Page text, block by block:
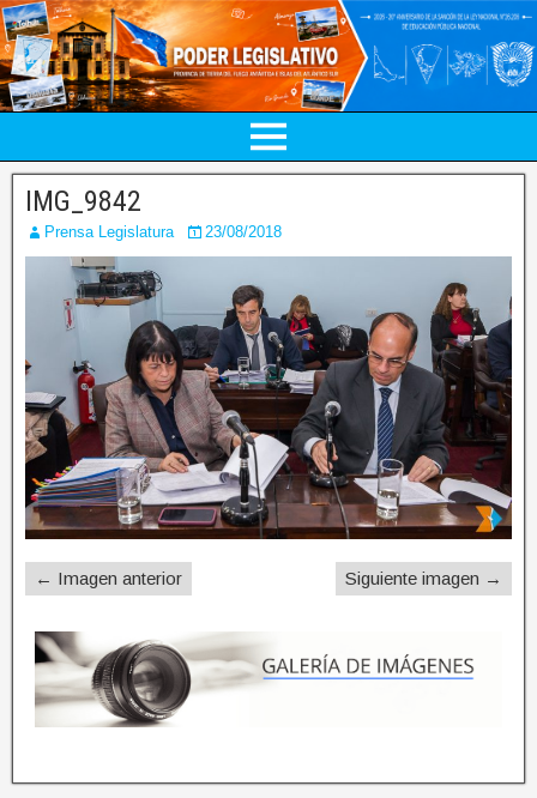
IMG_9842
Prensa Legislatura 23/08/2018
← Imagen anterior Siguiente imagen →